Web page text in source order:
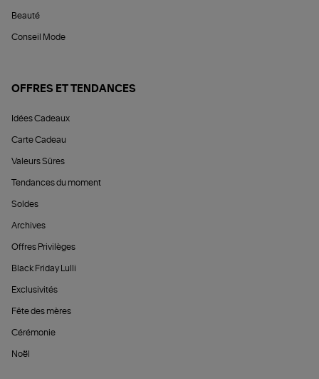
Beauté
Conseil Mode
OFFRES ET TENDANCES
Idées Cadeaux
Carte Cadeau
Valeurs Sûres
Tendances du moment
Soldes
Archives
Offres Privilèges
Black Friday Lulli
Exclusivités
Fête des mères
Cérémonie
Noël